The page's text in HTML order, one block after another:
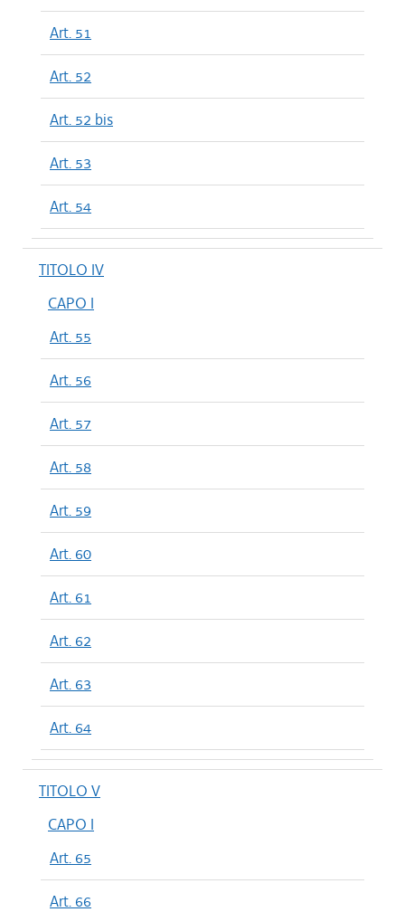
Art. 51
Art. 52
Art. 52 bis
Art. 53
Art. 54
TITOLO IV
CAPO I
Art. 55
Art. 56
Art. 57
Art. 58
Art. 59
Art. 60
Art. 61
Art. 62
Art. 63
Art. 64
TITOLO V
CAPO I
Art. 65
Art. 66